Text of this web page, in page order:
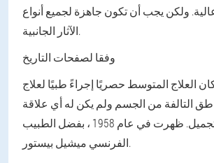
ولكن يجب أن تكون جاهزة لجميع أنواع
الآثار الجانبية.
وفقا لصفحات التاريخ
العلاج المتوسط حصريًا إجراءً طبيًا لعلاج
التالفة من الجسم ولم يكن له أي علاقة
بمستحضرات التجميل. ظهرت في عام 1958 ، بفضل الطبيب
الفرنسي ميشيل بيستور.